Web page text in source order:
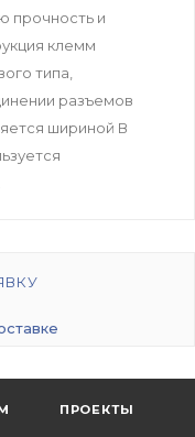
прочность и
клемм
типа,
разъемов
шириной В
ПРОЕКТЫ